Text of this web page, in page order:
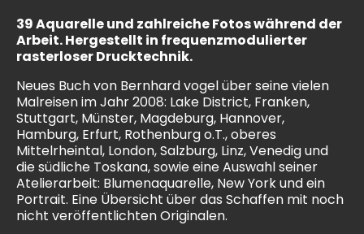
39 Aquarelle und zahlreiche Fotos während der
Arbeit. Hergestellt in frequenzmodulierter
rasterloser Drucktechnik.
Neues Buch von Bernhard vogel über seine vielen
Malreisen im Jahr 2008: Lake District, Franken,
Stuttgart, Münster, Magdeburg, Hannover,
Hamburg, Erfurt, Rothenburg o.T., oberes
Mittelrheintal, London, Salzburg, Linz, Venedig und
die südliche Toskana, sowie eine Auswahl seiner
Atelierarbeit: Blumenaquarelle, New York und ein
Portrait. Eine Übersicht über das Schaffen mit noch
nicht veröffentlichten Originalen.